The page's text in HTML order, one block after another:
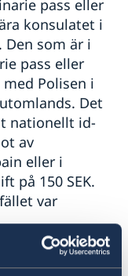
pass eller
konsulatet i
Den som är i
pass eller
Polisen i
Det
nationellt id-
av
eller i
på 150 SEK.
var
id-kort